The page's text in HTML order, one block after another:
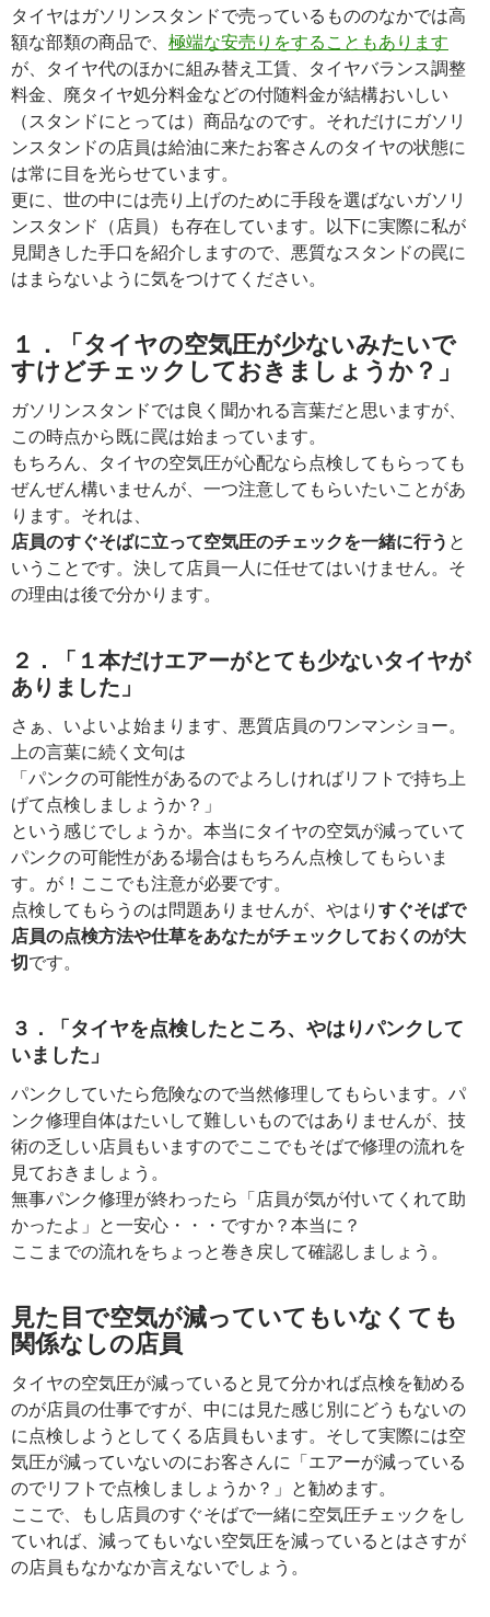
タイヤはガソリンスタンドで売っているもののなかでは高
額な部類の商品で、 極端な安売りをすることもあります
が、タイヤ代のほかに組み替え工賃、タイヤバランス調整
料金、廃タイヤ処分料金などの付随料金が結構おいしい
（スタンドにとっては）商品なのです。それだけにガソリ
ンスタンドの店員は給油に来たお客さんのタイヤの状態に
は常に目を光らせています。
更に、世の中には売り上げのために手段を選ばないガソリ
ンスタンド（店員）も存在しています。以下に実際に私が
見聞きした手口を紹介しますので、悪質なスタンドの罠に
はまらないように気をつけてください。
１．「タイヤの空気圧が少ないみたいで
すけどチェックしておきましょうか？」
ガソリンスタンドでは良く聞かれる言葉だと思いますが、
この時点から既に罠は始まっています。
もちろん、タイヤの空気圧が心配なら点検してもらっても
ぜんぜん構いませんが、一つ注意してもらいたいことがあ
ります。それは、
店員のすぐそばに立って空気圧のチェックを一緒に行う と
いうことです。決して店員一人に任せてはいけません。そ
の理由は後で分かります。
２．「１本だけエアーがとても少ないタイヤが
ありました」
さぁ、いよいよ始まります、悪質店員のワンマンショー。
上の言葉に続く文句は
「パンクの可能性があるのでよろしければリフトで持ち上
げて点検しましょうか？」
という感じでしょうか。本当にタイヤの空気が減っていて
パンクの可能性がある場合はもちろん点検してもらいま
す。が！ここでも注意が必要です。
点検してもらうのは問題ありませんが、やはり すぐそばで
店員の点検方法や仕草をあなたがチェックしておくのが大
切です。
３．「タイヤを点検したところ、やはりパンクして
いました」
パンクしていたら危険なので当然修理してもらいます。パ
ンク修理自体はたいして難しいものではありませんが、技
術の乏しい店員もいますのでここでもそばで修理の流れを
見ておきましょう。
無事パンク修理が終わったら「店員が気が付いてくれて助
かったよ」と一安心・・・ですか？本当に？
ここまでの流れをちょっと巻き戻して確認しましょう。
見た目で空気が減っていてもいなくても
関係なしの店員
タイヤの空気圧が減っていると見て分かれば点検を勧める
のが店員の仕事ですが、中には見た感じ別にどうもないの
に点検しようとしてくる店員もいます。そして実際には空
気圧が減っていないのにお客さんに「エアーが減っている
のでリフトで点検しましょうか？」と勧めます。
ここで、もし店員のすぐそばで一緒に空気圧チェックをし
ていれば、減ってもいない空気圧を減っているとはさすが
の店員もなかなか言えないでしょう。